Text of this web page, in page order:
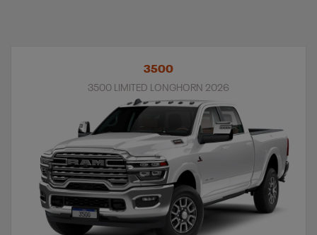
3500
3500 LIMITED LONGHORN 2026